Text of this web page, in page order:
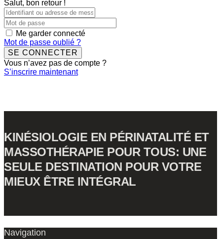
Salut, bon retour !
Me garder connecté
Mot de passe oublié ?
SE CONNECTER
Vous n’avez pas de compte ?
S’inscrire maintenant
KINÉSIOLOGIE EN PÉRINATALITÉ ET
MASSOTHÉRAPIE POUR TOUS: UNE
SEULE DESTINATION POUR VOTRE
MIEUX ÊTRE INTÉGRAL
Navigation